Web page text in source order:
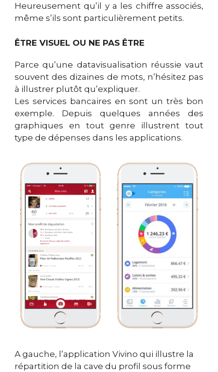
Heureusement qu’il y a les chiffre associés,
même s’ils sont particulièrement petits.
ÊTRE VISUEL OU NE PAS ÊTRE
Parce qu’une datavisualisation réussie vaut
souvent des dizaines de mots, n’hésitez pas
à illustrer plutôt qu’expliquer.
Les services bancaires en sont un très bon
exemple. Depuis quelques années des
graphiques en tout genre illustrent tout
type de dépenses dans les applications.
A gauche, l’application Vivino qui illustre la
répartition de la cave du profil sous forme